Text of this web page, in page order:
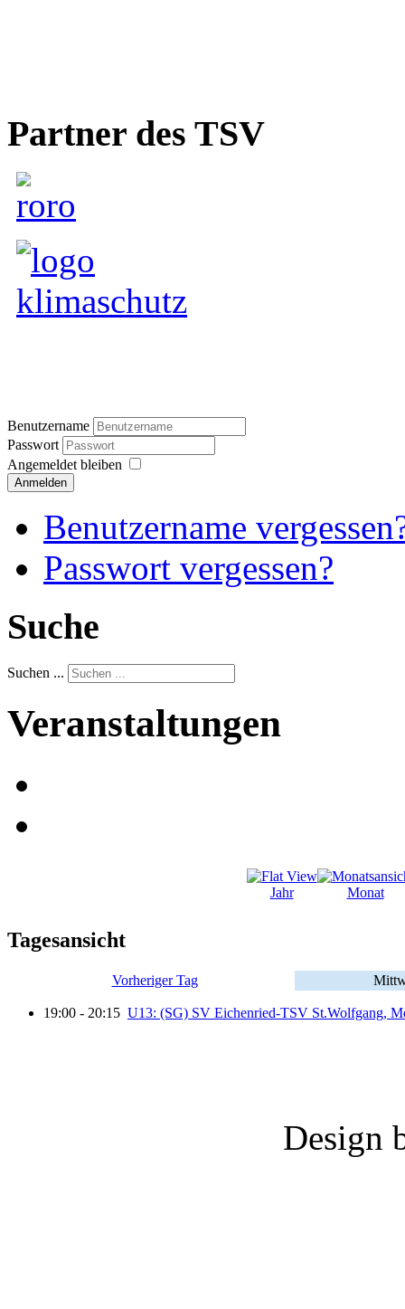
Partner des TSV
Benutzername
Passwort
Angemeldet bleiben
Anmelden
Benutzername
Passwort vergessen?
Suche
Suchen ...
Veranstaltungen
Jahr Monat
Tagesansicht
Vorheriger Tag
19:00 - 20:15 U13: (SG) SV Eichenried-TSV St.Wolfgang,
Design